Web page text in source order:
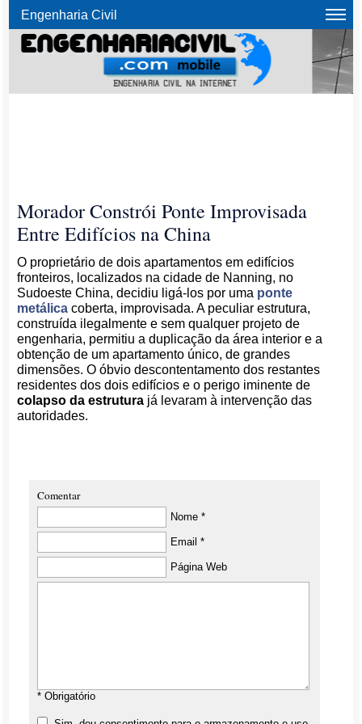
Engenharia Civil
Morador Constrói Ponte Improvisada
Entre Edifícios na China
O proprietário de dois apartamentos em edifícios
fronteiros, localizados na cidade de Nanning, no
Sudoeste China, decidiu ligá-los por uma ponte
metálica coberta, improvisada. A peculiar estrutura,
construída ilegalmente e sem qualquer projeto de
engenharia, permitiu a duplicação da área interior e a
obtenção de um apartamento único, de grandes
dimensões. O óbvio descontentamento dos restantes
residentes dos dois edifícios e o perigo iminente de
colapso da estrutura já levaram à intervenção das
autoridades.
Comentar
Nome *
Email *
Página Web
* Obrigatório